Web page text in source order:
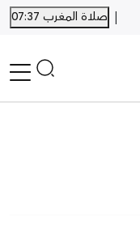
| صلاة المغرب 07:37